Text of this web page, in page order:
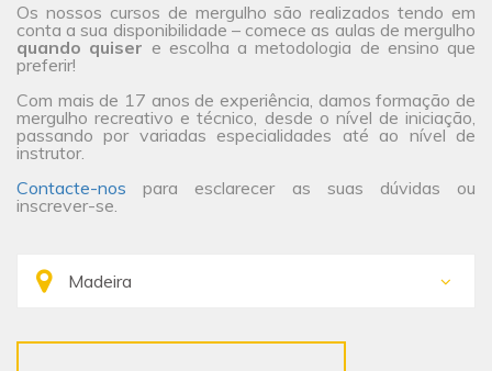
Os nossos cursos de mergulho são realizados tendo em
conta a sua disponibilidade – comece as aulas de mergulho
quando quiser e escolha a metodologia de ensino que
preferir!
Com mais de 17 anos de experiência, damos formação de
mergulho recreativo e técnico, desde o nível de iniciação,
passando por variadas especialidades até ao nível de
instrutor.
Contacte-nos para esclarecer as suas dúvidas ou
inscrever-se.